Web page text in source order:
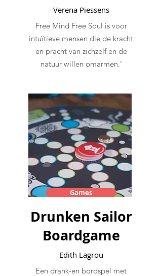
Verena Piessens
Free Mind Free Soul is voor
intuïtieve mensen die de kracht
en pracht van zichzelf en de
natuur willen omarmen.’
Games
Drunken Sailor
Boardgame
Edith Lagrou
Een drank-en bordspel met